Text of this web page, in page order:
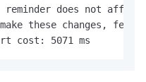
does not
these changes, feel
cost: 5071 ms